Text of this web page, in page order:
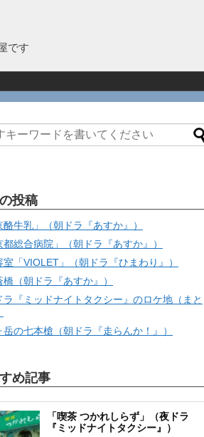
です
投稿
酪牛乳」（朝ドラ『あすか』）
都総合病院」（朝ドラ『あすか』）
室「VIOLET」（朝ドラ『ひまわり』）
橋（朝ドラ『あすか』）
ラ『ミッドナイトタクシー』のロケ地（まと
岳の七本槍（朝ドラ『走らんか！』）
め記事
「喫茶 つかれしらず」（夜ドラ
『ミッドナイトタクシー』）